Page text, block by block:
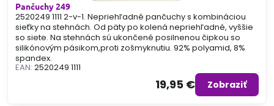
Pančuchy 249
2520249 1111 2-v-1. Nepriehľadné pančuchy s kombináciou
sieťky na stehnách. Od päty po kolená nepriehľadné, vyššie
so siete. Na stehnách sú ukončené posilnenou čipkou so
silikónovým pásikom,proti zošmyknutiu. 92% polyamid, 8%
spandex.
EAN: 2520249 1111
19,95 € Zobraziť